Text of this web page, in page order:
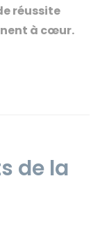
réussite
à cœur.
de la